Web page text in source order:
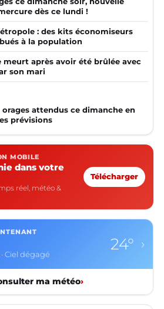
dès ce lundi !
: des kits économiseurs
à la population
meurt après avoir été brûlée avec
son mari
orages attendus ce dimanche en
prévisions
MOBILE
dans votre
réel, météo &
Télécharger
Ciel dégagé
24° ›
ma météo›